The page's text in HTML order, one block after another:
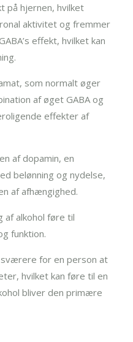
på hjernen, hvilket
aktivitet og fremmer
effekt, hvilket kan
som normalt øger
af øget GABA og
effekter af
af dopamin, en
belønning og nydelse,
af afhængighed.
af alkohol føre til
funktion.
for en person at
hvilket kan føre til en
bliver den primære